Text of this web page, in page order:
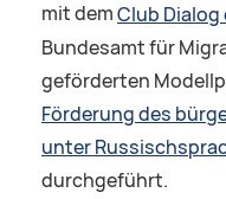
mit demClub Dialog
Bundesamt für
geförderten
Förderung des
unter
durchgeführt.